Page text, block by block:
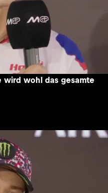
wird wohl das gesamte